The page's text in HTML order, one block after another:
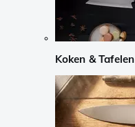
Koken & Tafelen